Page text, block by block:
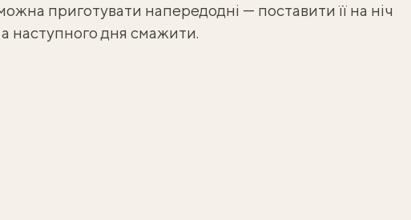
приготувати напередодні — поставити її на ніч
наступного дня смажити.